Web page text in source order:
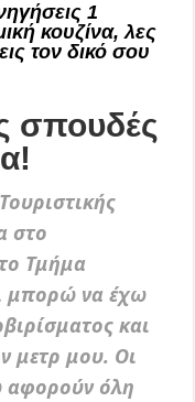
1
κουζίνα, λες
τον δικό σου
σπουδές
στο
Τμήμα
μπορώ να έχω
και
μετρ μου. Οι
αφορούν όλη